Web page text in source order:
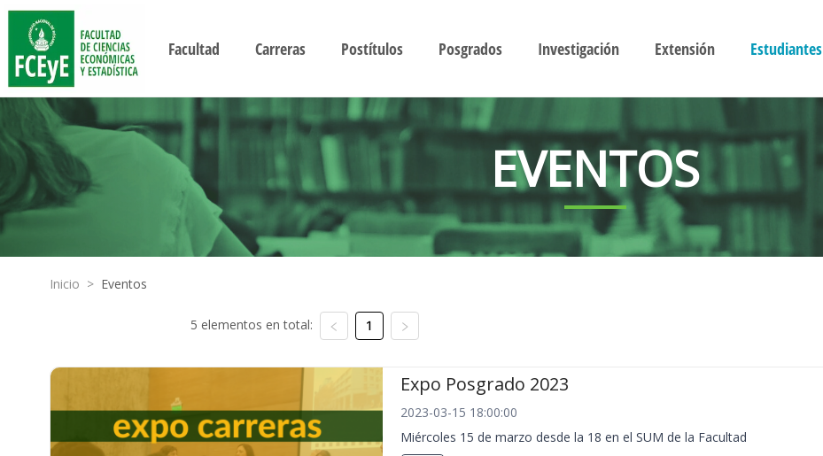
Facultad Carreras Postítulos Posgrados Investigación Extensión Estudiantes
EVENTOS
Inicio > Eventos
5 elementos en total: 1
Expo Posgrado 2023
2023-03-15 18:00:00
Miércoles 15 de marzo desde la 18 en el SUM de la Facultad